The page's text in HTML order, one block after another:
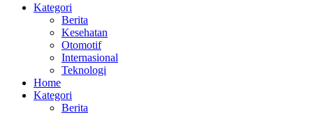
Kategori
Berita
Kesehatan
Otomotif
Internasional
Teknologi
Home
Kategori
Berita